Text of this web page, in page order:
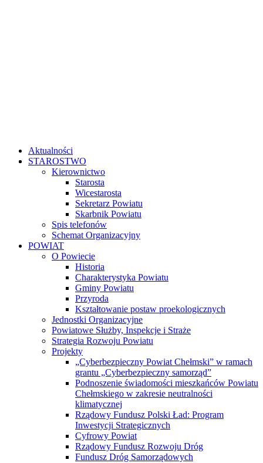
Aktualności
STAROSTWO
Kierownictwo
Starosta
Wicestarosta
Sekretarz Powiatu
Skarbnik Powiatu
Spis telefonów
Schemat Organizacyjny
POWIAT
O Powiecie
Historia
Charakterystyka Powiatu
Gminy Powiatu
Przyroda
Kształtowanie postaw proekologicznych
Jednostki Organizacyjne
Powiatowe Służby, Inspekcje i Straże
Strategia Rozwoju Powiatu
Projekty
„Cyberbezpieczny Powiat Chełmski” w ramach
grantu „Cyberbezpieczny samorząd”
Podnoszenie świadomości mieszkańców Powiatu
Chełmskiego w zakresie neutralności
klimatycznej
Rządowy Fundusz Polski Ład: Program
Inwestycji Strategicznych
Cyfrowy Powiat
Rządowy Fundusz Rozwoju Dróg
Fundusz Dróg Samorządowych